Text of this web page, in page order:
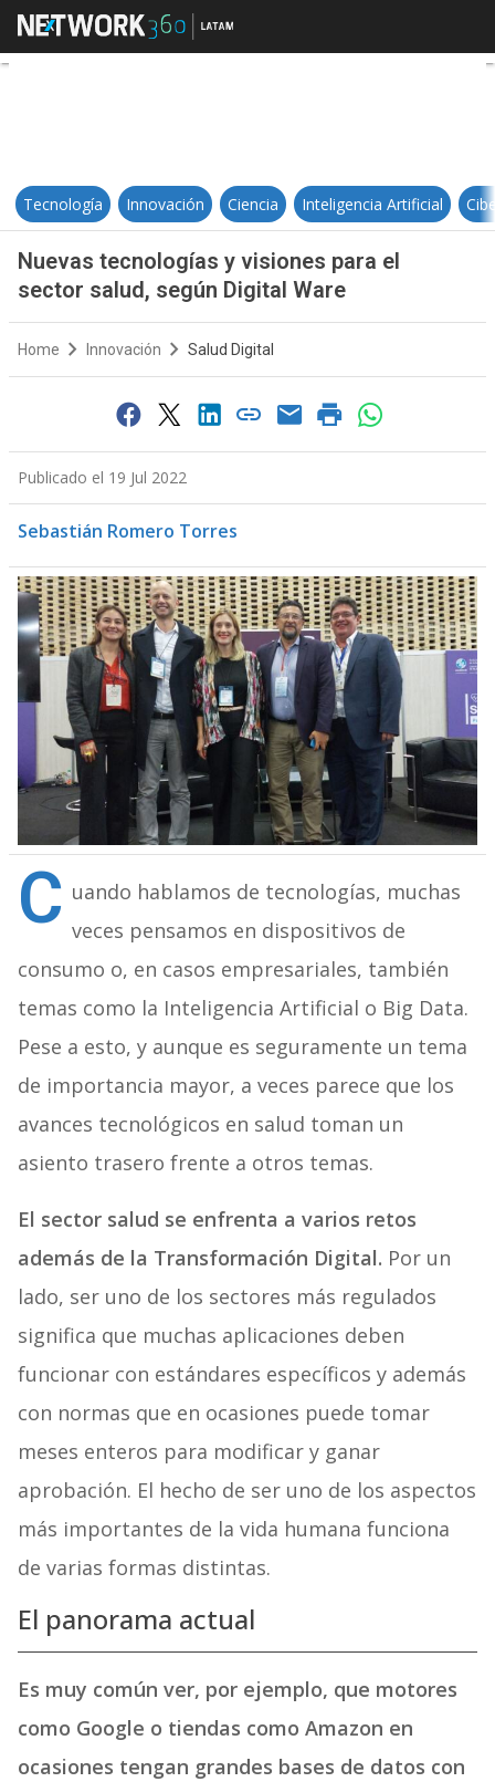
Nuevas tecnologías y visiones
Tecnología Innovación Ciencia Inteligencia Artificial
Nuevas tecnologías y visiones para el
sector salud, según Digital Ware
Home Innovación Salud Digital
Publicado el 19 Jul 2022
Sebastián Romero Torres
C uando hablamos de tecnologías, muchas
veces pensamos en dispositivos de
consumo o, en casos empresariales, también
temas como la Inteligencia Artificial o Big Data.
Pese a esto, y aunque es seguramente un tema
de importancia mayor, a veces parece que los
avances tecnológicos en salud toman un
asiento trasero frente a otros temas.
El sector salud se enfrenta a varios retos
además de la Transformación Digital. Por un
lado, ser uno de los sectores más regulados
significa que muchas aplicaciones deben
funcionar con estándares específicos y además
con normas que en ocasiones puede tomar
meses enteros para modificar y ganar
aprobación. El hecho de ser uno de los aspectos
más importantes de la vida humana funciona
de varias formas distintas.
El panorama actual
Es muy común ver, por ejemplo, que motores
como Google o tiendas como Amazon en
ocasiones tengan grandes bases de datos con